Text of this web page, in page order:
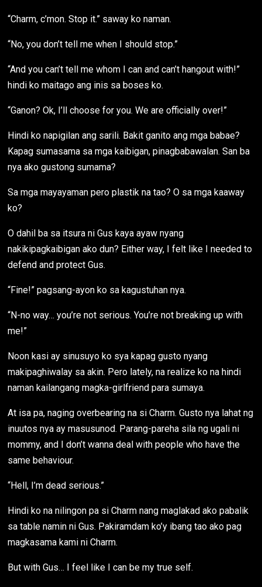
“Charm, c’mon. Stop it.” saway ko naman.
“No, you don’t tell me when I should stop.”
“And you can’t tell me whom I can and can’t hangout with!”
hindi ko maitago ang inis sa boses ko.
“Ganon? Ok, I’ll choose for you. We are officially over!”
Hindi ko napigilan ang sarili. Bakit ganito ang mga babae?
Kapag sumasama sa mga kaibigan, pinagbabawalan. San ba
nya ako gustong sumama?
Sa mga mayayaman pero plastik na tao? O sa mga kaaway
ko?
O dahil ba sa itsura ni Gus kaya ayaw nyang
nakikipagkaibigan ako dun? Either way, I felt like I needed to
defend and protect Gus.
“Fine!” pagsang-ayon ko sa kagustuhan nya.
“N-no way… you’re not serious. You’re not breaking up with
me!”
Noon kasi ay sinusuyo ko sya kapag gusto nyang
makipaghiwalay sa akin. Pero lately, na realize ko na hindi
naman kailangang magka-girlfriend para sumaya.
At isa pa, naging overbearing na si Charm. Gusto nya lahat ng
inuutos nya ay masusunod. Parang-pareha sila ng ugali ni
mommy, and I don’t wanna deal with people who have the
same behaviour.
“Hell, I’m dead serious.”
Hindi ko na nilingon pa si Charm nang maglakad ako pabalik
sa table namin ni Gus. Pakiramdam ko’y ibang tao ako pag
magkasama kami ni Charm.
But with Gus… I feel like I can be my true self.